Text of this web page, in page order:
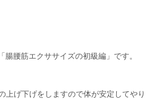
腰筋エクササイズの初級編」です。
上げ下げをしますので体が安定してやり